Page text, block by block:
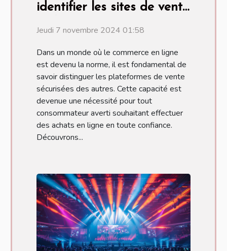
identifier les sites de vente
Jeudi 7 novembre 2024 01:58
Dans un monde où le commerce en ligne
est devenu la norme, il est fondamental de
savoir distinguer les plateformes de vente
sécurisées des autres. Cette capacité est
devenue une nécessité pour tout
consommateur averti souhaitant effectuer
des achats en ligne en toute confiance.
Découvrons...